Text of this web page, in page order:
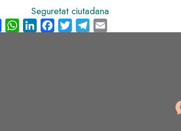
Seguretat ciutadana
Share WhatsAppLinkedInFacebook
Twitter Telegram